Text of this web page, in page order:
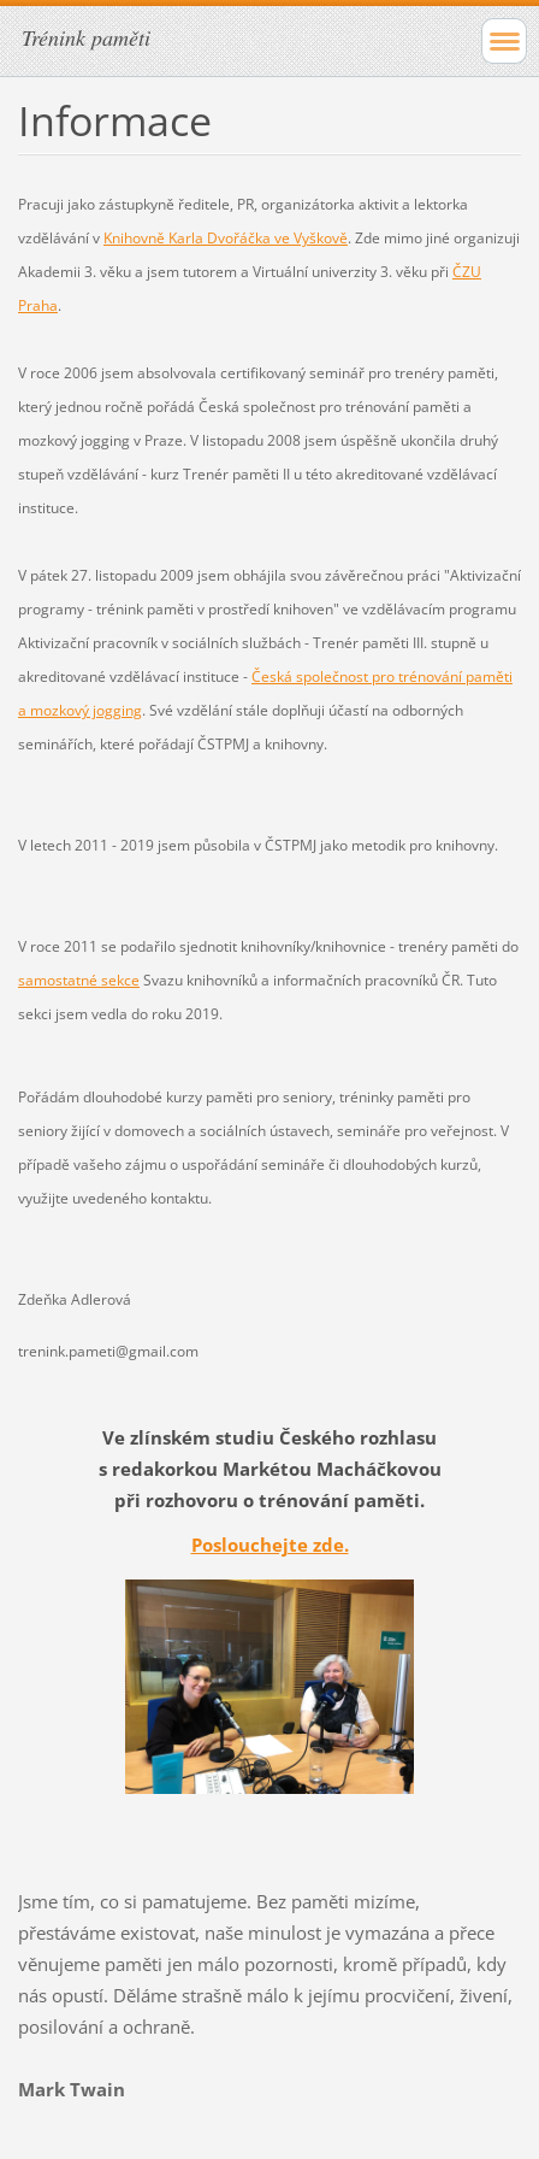
Trénink paměti
Informace
Pracuji jako zástupkyně ředitele, PR, organizátorka aktivit a lektorka
vzdělávání v Knihovně Karla Dvořáčka ve Vyškově. Zde mimo jiné organizuji
Akademii 3. věku a jsem tutorem a Virtuální univerzity 3. věku při ČZU
Praha.
V roce 2006 jsem absolvovala certifikovaný seminář pro trenéry paměti,
který jednou ročně pořádá Česká společnost pro trénování paměti a
mozkový jogging v Praze. V listopadu 2008 jsem úspěšně ukončila druhý
stupeň vzdělávání - kurz Trenér paměti II u této akreditované vzdělávací
instituce.
V pátek 27. listopadu 2009 jsem obhájila svou závěrečnou práci "Aktivizační
programy - trénink paměti v prostředí knihoven" ve vzdělávacím programu
Aktivizační pracovník v sociálních službách - Trenér paměti III. stupně u
akreditované vzdělávací instituce -Česká společnost pro trénování paměti
a mozkový jogging. Své vzdělání stále doplňuji účastí na odborných
seminářích, které pořádají ČSTPMJ a knihovny.
V letech 2011 - 2019 jsem působila v ČSTPMJ jako metodik pro knihovny.
V roce 2011 se podařilo sjednotit knihovníky/knihovnice - trenéry paměti do
samostatné sekce Svazu knihovníků a informačních pracovníků ČR. Tuto
sekci jsem vedla do roku 2019.
Pořádám dlouhodobé kurzy paměti pro seniory, tréninky paměti pro
seniory žijící v domovech a sociálních ústavech, semináře pro veřejnost. V
případě vašeho zájmu o uspořádání semináře či dlouhodobých kurzů,
využijte uvedeného kontaktu.
Zdeňka Adlerová
trenink.pameti@gmail.com
Ve zlínském studiu Českého rozhlasu
s redakorkou Markétou Macháčkovou
při rozhovoru o trénování paměti.
Poslouchejte zde.
Jsme tím, co si pamatujeme. Bez paměti mizíme,
přestáváme existovat, naše minulost je vymazána a přece
věnujeme paměti jen málo pozornosti, kromě případů, kdy
nás opustí. Děláme strašně málo k jejímu procvičení, živení,
posilování a ochraně.
Mark Twain